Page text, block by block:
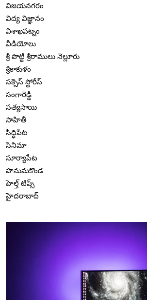
విజయనగరం
విద్య విజ్ఞానం
విశాఖపట్నం
వీడియోలు
శ్రీ పొట్టి శ్రీరాములు నెల్లూరు
శ్రీకాకుళం
సక్సెస్ స్టోరీస్
సంగారెడ్డి
సత్యసాయి
సాహితీ
సిద్ధిపేట
సినిమా
సూర్యాపేట
హనుమకొండ
హెల్త్ టిప్స్
హైదరాబాద్